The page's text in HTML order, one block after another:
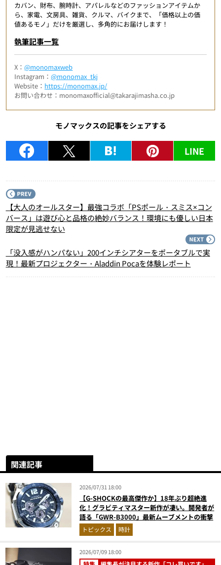
カバン、財布、腕時計、アパレルなどのファッションアイテムか
ら、家電、文房具、雑貨、クルマ、バイクまで、「価格以上の価
値あるモノ」だけを厳選し、多角的にお届けします！
執筆記事一覧
X：@monomaxweb
Instagram：@monomax_tkj
Website： https://monomax.jp/
お問い合わせ：monomaxofficial@takarajimasha.co.jp
モノマックスの記事をシェアする
LINE
【大人のオールスター】最強コラボ「PSポール・スミス×コン
バース」は遊び心と品格の絶妙バランス！環境にも優しい日本
限定が見逃せない
「没入感がハンパない」200インチシアターをポータブルで実
現！最新プロジェクター・Aladdin Pocaを体験レポート
関連記事
2026/07/31 18:00
【G-SHOCKの最高傑作か】18年ぶり超絶進
化！グラビティマスター新作が凄い。開発者が
語る「GWR-B3000」最新ムーブメントの衝撃
トピックス 時計
2026/07/09 18:00